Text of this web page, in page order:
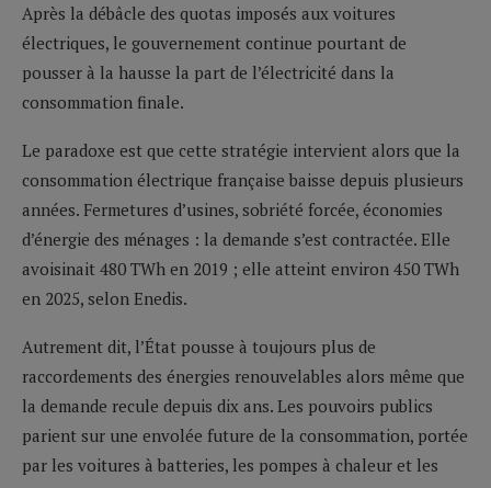
Après la débâcle des quotas imposés aux voitures
électriques, le gouvernement continue pourtant de
pousser à la hausse la part de l’électricité dans la
consommation finale.
Le paradoxe est que cette stratégie intervient alors que la
consommation électrique française baisse depuis plusieurs
années. Fermetures d’usines, sobriété forcée, économies
d’énergie des ménages : la demande s’est contractée. Elle
avoisinait 480 TWh en 2019 ; elle atteint environ 450 TWh
en 2025, selon Enedis.
Autrement dit, l’État pousse à toujours plus de
raccordements des énergies renouvelables alors même que
la demande recule depuis dix ans. Les pouvoirs publics
parient sur une envolée future de la consommation, portée
par les voitures à batteries, les pompes à chaleur et les